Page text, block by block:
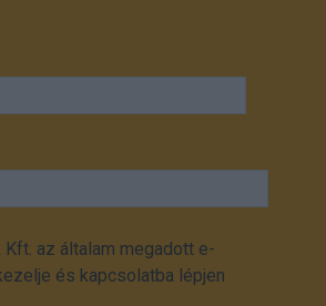
az általam megadott e-
és kapcsolatba lépjen